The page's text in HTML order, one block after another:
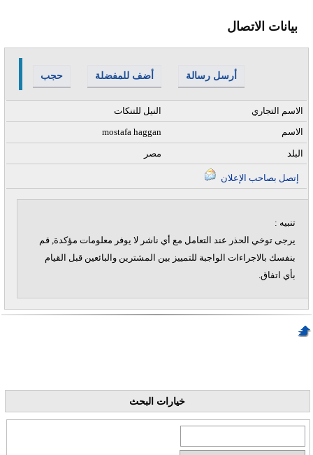
بيانات الاتصال
حجب أضف للمفضلة أرسل رسالة
النيل للتنكات
الاسم التجاري
mostafa haggan
الاسم
مصر البلد
تنبيه :
يرجى توخي الحذر عند التعامل مع أي ناشر لا يوفر معلومات مؤكدة, قم
بنفسك بالاجراءات الواجبة للتمييز بين المشترين والبائعين قبل القيام
بأي اتفاق.
خيارات البحث